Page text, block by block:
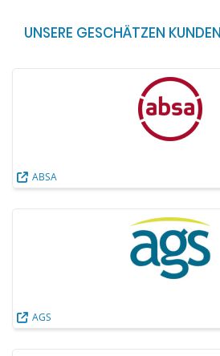
UNSERE GESCHÄTZEN KUNDEN
ABSA
AGS